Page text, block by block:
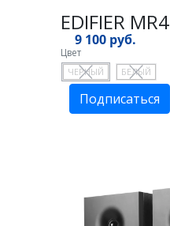
EDIFIER MR4
9 100 руб.
Цвет
ЧЕРНЫЙ БЕЛЫЙ
Подписаться